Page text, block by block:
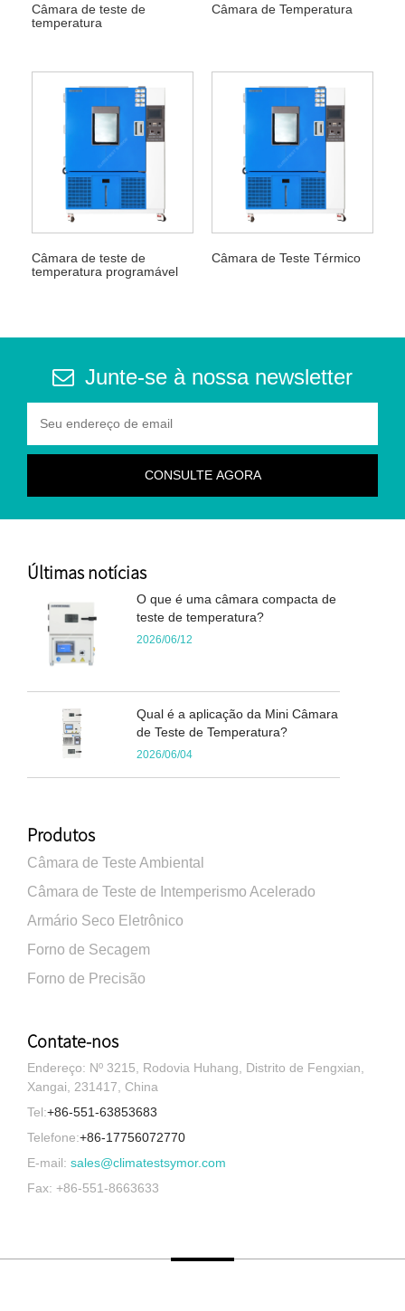
Câmara de teste de
temperatura
Câmara de Temperatura
Câmara de teste de
temperatura programável
Câmara de Teste Térmico
Junte-se à nossa newsletter
Últimas notícias
O que é uma câmara compacta de
teste de temperatura?
2026/06/12
Qual é a aplicação da Mini Câmara
de Teste de Temperatura?
2026/06/04
Produtos
Câmara de Teste Ambiental
Câmara de Teste de Intemperismo Acelerado
Armário Seco Eletrônico
Forno de Secagem
Forno de Precisão
Contate-nos
Endereço: Nº 3215, Rodovia Huhang, Distrito de Fengxian,
Xangai, 231417, China
Tel:+86-551-63853683
Telefone:+86-17756072770
E-mail: sales@climatestsymor.com
Fax: +86-551-8663633